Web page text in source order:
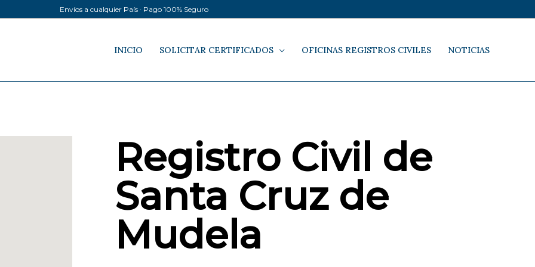
Envíos a cualquier País · Pago 100% Seguro
INICIO SOLICITAR CERTIFICADOS OFICINAS REGISTROS CIVILES NOTICIAS
Registro Civil de
Santa Cruz de
Mudela